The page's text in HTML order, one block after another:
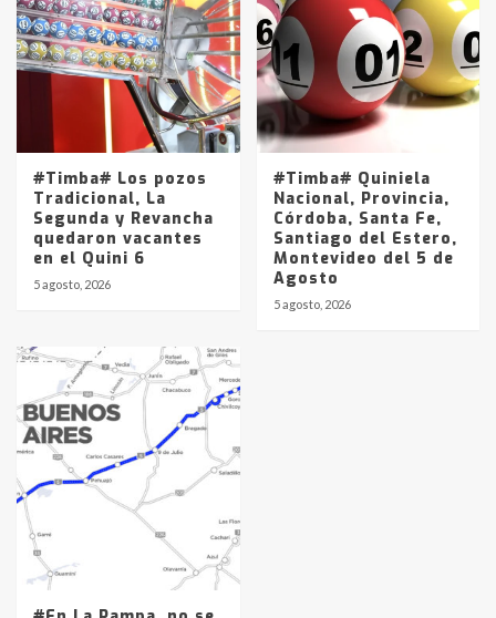
#Timba# Los pozos
Tradicional, La
Segunda y Revancha
quedaron vacantes
en el Quini 6
5 agosto, 2026
#Timba# Quiniela
Nacional, Provincia,
Córdoba, Santa Fe,
Santiago del Estero,
Montevideo del 5 de
Agosto
5 agosto, 2026